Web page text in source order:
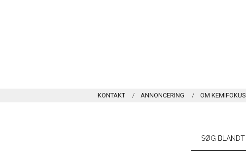
KONTAKT ANNONCERING OM KEMIFOKUS